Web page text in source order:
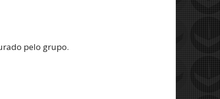
pelo grupo.